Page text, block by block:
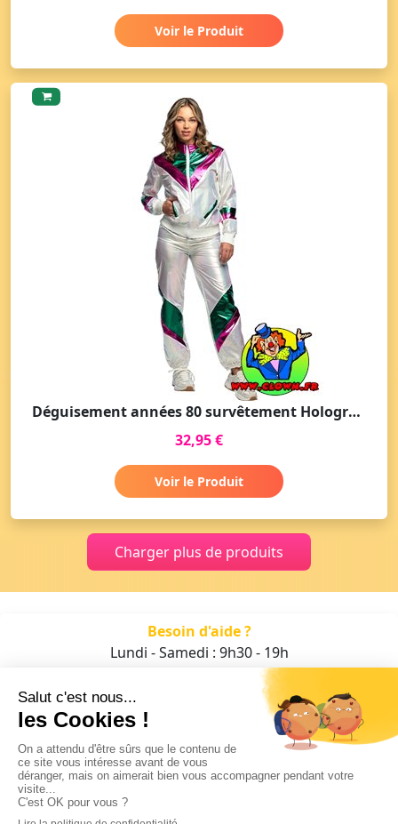
Voir le Produit
Déguisement années 80 survêtement Holographique femme
32,95 €
Voir le Produit
Charger plus de produits
Besoin d'aide ?
Lundi - Samedi : 9h30 - 19h